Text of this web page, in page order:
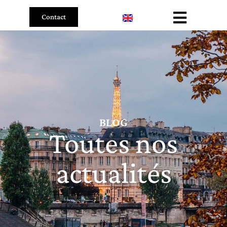
Contact
BLOG
Toutes nos
actualités